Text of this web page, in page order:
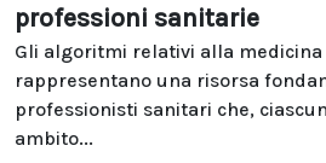
professioni sanitarie
Gli algoritmi relativi alla
rappresentano una risorsa
professionisti sanitari che,
ambito...